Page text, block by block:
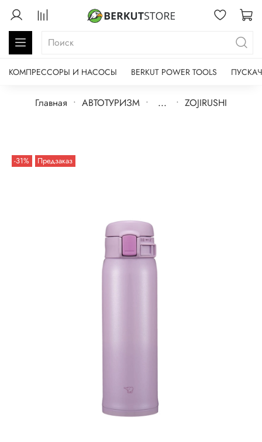
КОМПРЕССОРЫ И НАСОСЫ BERKUT POWER TOOLS
Главная АВТОТУРИЗМ ... ZOJIRUSHI
-31% Предзаказ